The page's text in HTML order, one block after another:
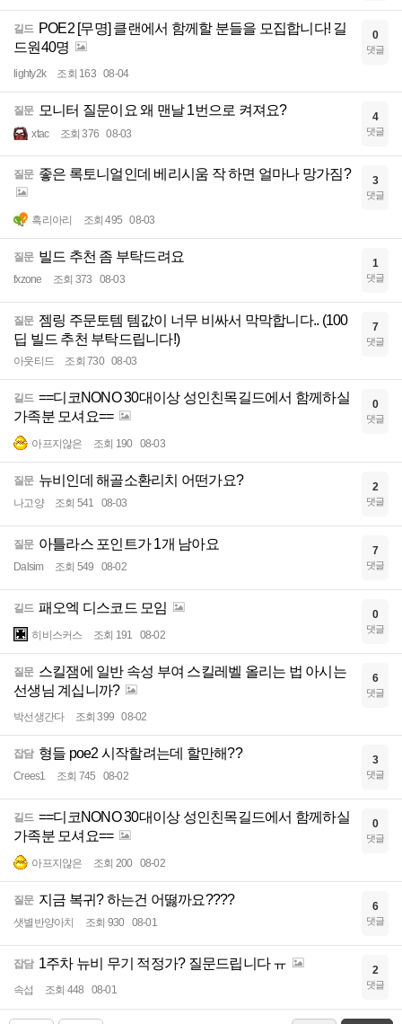
길드 POE2 [무명] 클랜에서 함께할 분들을 모집합니다! 길
드원40명
lighty2k 조회 163 08-04
0
댓글
질문 모니터 질문이요 왜 맨날 1번으로 켜져요?
xtac 조회 376 08-03
4
댓글
질문 좋은 록토니얼인데 베리시움 작 하면 얼마나 망가짐?
흑리아리 조회 495 08-03
3
댓글
질문 빌드 추천 좀 부탁드려요
fxzone 조회 373 08-03
1
댓글
질문 젬링 주문토템 템값이 너무 비싸서 막막합니다.. (100
딥 빌드 추천 부탁드립니다!)
아웃티드 조회 730 08-03
7
댓글
길드 ==디코NONO 30대이상 성인친목길드에서 함께하실
가족분 모셔요==
아프지않은 조회 190 08-03
0
댓글
질문 뉴비인데 해골소환리치 어떤가요?
나고양 조회 541 08-03
2
댓글
질문 아틀라스 포인트가 1개 남아요
Dalsim 조회 549 08-02
7
댓글
길드 패오엑 디스코드 모임
히비스커스 조회 191 08-02
0
댓글
질문 스킬잼에 일반 속성 부여 스킬레벨 올리는 법 아시는
선생님 계십니까?
박선생간다 조회 399 08-02
6
댓글
잡담 형들 poe2 시작할려는데 할만해??
Crees1 조회 745 08-02
3
댓글
길드 ==디코NONO 30대이상 성인친목길드에서 함께하실
가족분 모셔요==
아프지않은 조회 200 08-02
0
댓글
질문 지금 복귀? 하는건 어떯까요????
샛별반양아치 조회 930 08-01
6
댓글
잡담 1주차 뉴비 무기 적정가? 질문드립니다 ㅠ
속섭 조회 448 08-01
2
댓글